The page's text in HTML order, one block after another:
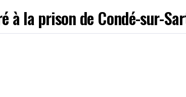
à la prison de Condé-sur-